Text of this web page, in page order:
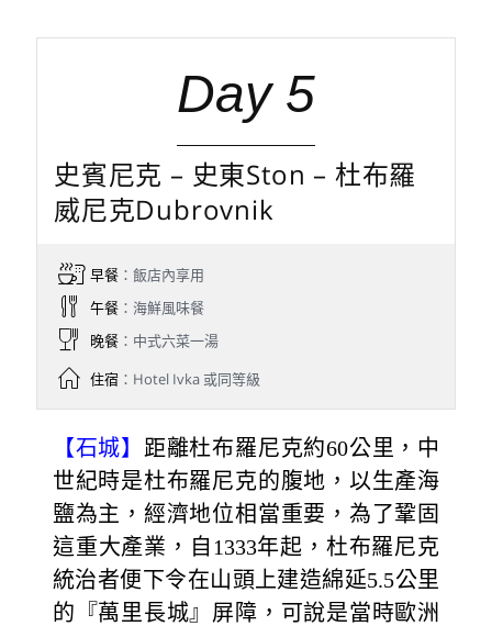
Day 5
史賓尼克 – 史東Ston – 杜布羅
威尼克Dubrovnik
早餐：飯店內享用
午餐：海鮮風味餐
晚餐：中式六菜一湯
住宿：Hotel Ivka 或同等級
【石城】 距離杜布羅尼克約60公里，中
世紀時是杜布羅尼克的腹地，以生產海
鹽為主，經濟地位相當重要，為了鞏固
這重大產業，自1333年起，杜布羅尼克
統治者便下令在山頭上建造綿延5.5公里
的『萬里長城』屏障，可說是當時歐洲